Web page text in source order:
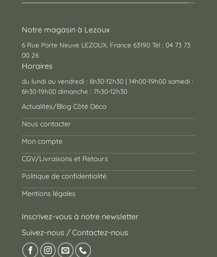
Notre magasin à Lezoux
6 Rue Porte Neuve LEZOUX, France 63190 Tél : 04 73 73
00 26
Horaires
du lundi au vendredi : 6h30-12h30 | 14h00-19h00 samedi :
6h30-19h00 dimanche : 7h30-12h30
Actualités/Blog Côté Déco
Nous contacter
Mon compte
CGV/Livraisons et Retours
Politique de confidentialité
Mentions légales
Inscrivez-vous à notre newsletter
Suivez-nous / Contactez-nous